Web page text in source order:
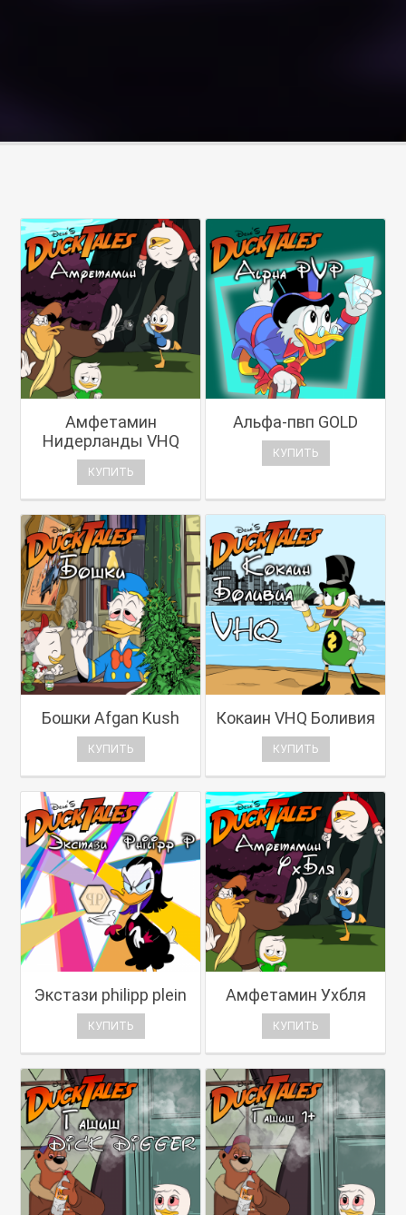
Амфетамин
Нидерланды VHQ
КУПИТЬ
Альфа-пвп GOLD
КУПИТЬ
Бошки Afgan Kush
КУПИТЬ
Кокаин VHQ Боливия
КУПИТЬ
Экстази philipp plein
КУПИТЬ
Амфетамин Ухбля
КУПИТЬ